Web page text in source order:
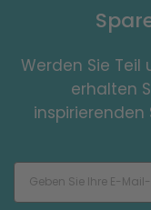
Werden Sie
erhalten
inspirierenden